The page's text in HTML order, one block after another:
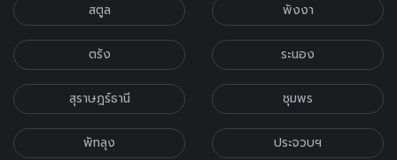
สตูล พังงา
ตรัง ระนอง
สุราษฎร์ธานี ชุมพร
พัทลุง ประจวบฯ